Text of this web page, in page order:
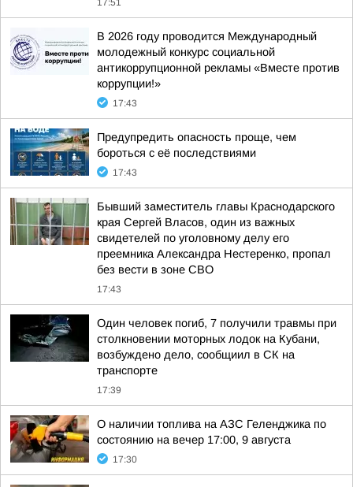
17:51
В 2026 году проводится Международный
молодежный конкурс социальной
антикоррупционной рекламы «Вместе против
коррупции!»
17:43
Предупредить опасность проще, чем
бороться с её последствиями
17:43
Бывший заместитель главы Краснодарского
края Сергей Власов, один из важных
свидетелей по уголовному делу его
преемника Александра Нестеренко, пропал
без вести в зоне СВО
17:43
Один человек погиб, 7 получили травмы при
столкновении моторных лодок на Кубани,
возбуждено дело, сообщиил в СК на
транспорте
17:39
О наличии топлива на АЗС Геленджика по
состоянию на вечер 17:00, 9 августа
17:30